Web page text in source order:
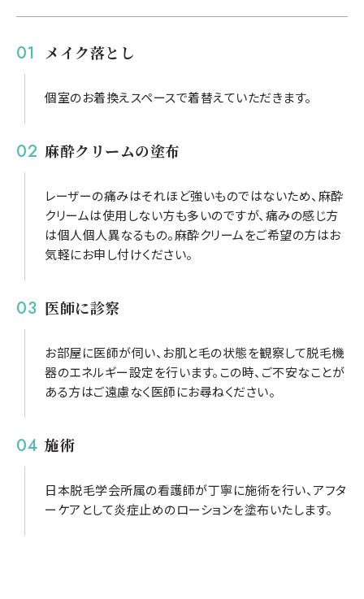
メイク落とし
個室のお着換えスペースで着替えていただきます。
麻酔クリームの塗布
レーザーの痛みはそれほど強いものではないため、麻酔
クリームは使用しない方も多いのですが、痛みの感じ方
は個人個人異なるもの。麻酔クリームをご希望の方はお
気軽にお申し付けください。
医師に診察
お部屋に医師が伺い、お肌と毛の状態を観察して脱毛機
器のエネルギー設定を行います。この時、ご不安なことが
ある方はご遠慮なく医師にお尋ねください。
施術
日本脱毛学会所属の看護師が丁寧に施術を行い、アフタ
ーケアとして炎症止めのローションを塗布いたします。